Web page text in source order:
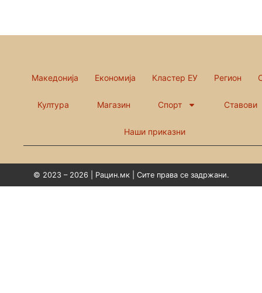
Македонија Економија Кластер ЕУ Регион
Култура Магазин Спорт Ставови
Наши приказни
© 2023 – 2026 | Рацин.мк | Сите права се задржани.